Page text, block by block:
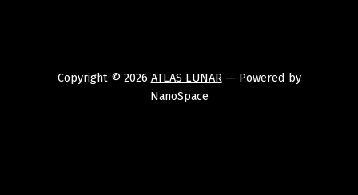
Copyright © 2026 ATLAS LUNAR— Powered by
NanoSpace